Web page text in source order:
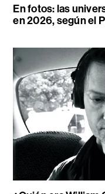
En fotos: las
en 2026, según el